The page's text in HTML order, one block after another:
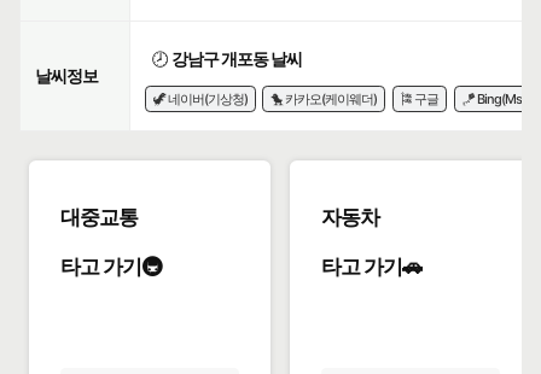
날씨정보
🕗 강남구 개포동 날씨
🦖 네이버(기상청) 🐤 카카오(케이웨더) 🎏 구글 🪁 Bing(Msn)
대중교통
타고 가기🚇
자동차
타고 가기🚗